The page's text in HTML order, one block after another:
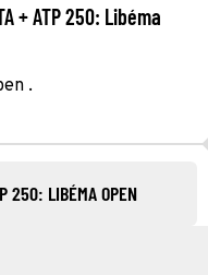
+ ATP 250: Libéma
.
250: LIBÉMA OPEN